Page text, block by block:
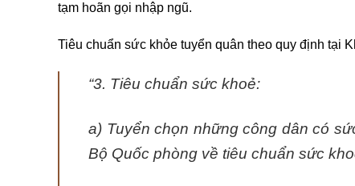
tạm hoãn gọi nhập ngũ.
Tiêu chuẩn sức khỏe tuyển quân theo quy định tại
“3. Tiêu chuẩn sức khoẻ:
a) Tuyển chọn những công dân có
Bộ Quốc phòng về tiêu chuẩn sức